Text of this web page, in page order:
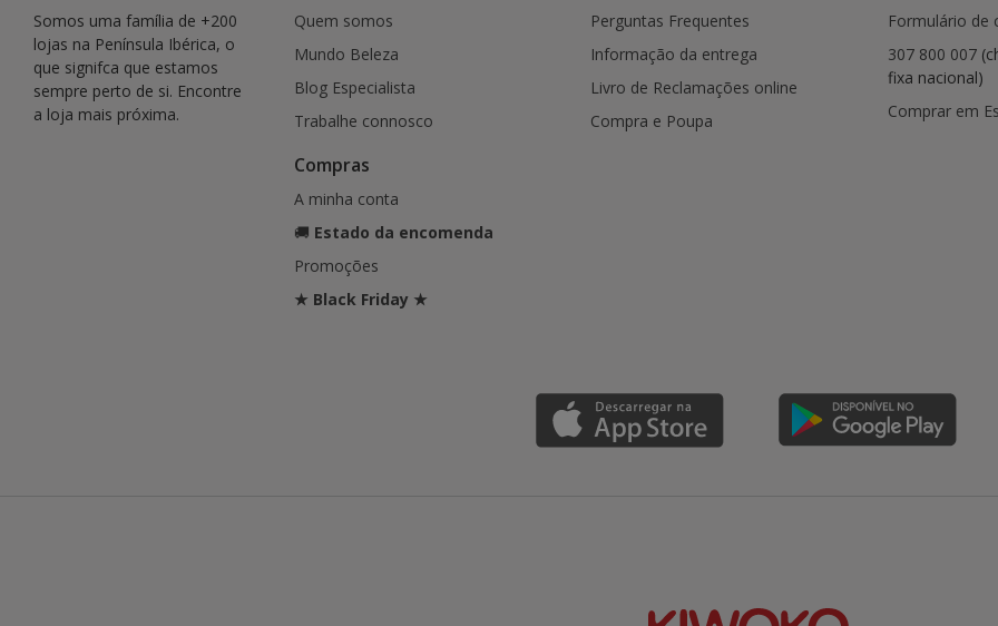
Somos uma família de +200
lojas na Península Ibérica, o
que signifca que estamos
sempre perto de si. Encontre
a loja mais próxima.
Quem somos
Mundo Beleza
Blog Especialista
Trabalhe connosco
Compras
A minha conta
🚚 Estado da encomenda
Promoções
★ Black Friday ★
Perguntas Frequentes
Informação da entrega
Livro de Reclamações online
Compra e Poupa
Formulário de
307 800 007
fixa nacional)
Comprar em